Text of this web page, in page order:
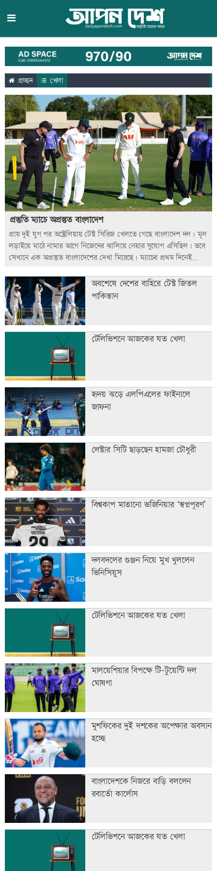
প্রচ্ছদ খেলা
প্রস্তুতি ম্যাচে অপ্রস্তুত বাংলাদেশ
প্রায় দুই যুগ পর অস্ট্রেলিয়ায় টেস্ট সিরিজ খেলতে গেছে বাংলাদেশ দল। মূল
লড়াইয়ে মাঠে নামার আগে নিজেদের ঝালিয়ে নেয়ার সুযোগ এসিছিল। তবে
সেখানে এক অপ্রস্তুত বাংলাদেশের দেখা মিরেছে। ম্যাচের প্রথম দিনেই
অবশেষে দেশের বাহিরে টেস্ট জিতল
পাকিস্তান
টেলিভিশনে আজকের যত খেলা
হৃদয় ঝড়ে এলপিএলের ফাইনালে
জাফনা
লেস্টার সিটি ছাড়ছেন হামজা চৌধুরী
বিশ্বকাপ মাতানো ভজিনিয়ার ‘স্বপ্নপূরণ’
দলবদলের গুঞ্জন নিয়ে মুখ খুললেন
ভিনিসিয়ুস
টেলিভিশনে আজকের যত খেলা
মালয়েশিয়ার বিপক্ষে টি–টুয়েন্টি দল
ঘোষণা
মুশফিকের দুই দশকের অপেক্ষার অবসান
হচ্ছে
বাংলাদেশকে নিজরে বাড়ি বললেন
রবার্তো কার্লোস
টেলিভিশনে আজকের যত খেলা